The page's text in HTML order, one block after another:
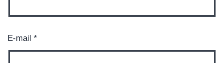
E-mail *